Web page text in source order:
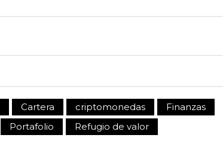
Cartera criptomonedas
Finanzas
Portafolio Refugio de valor